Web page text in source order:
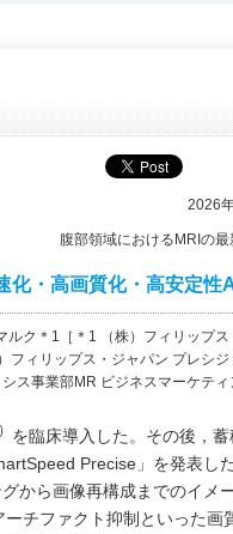
2026
腹部領域におけるMRIの
・高画質化・高安定性
＊1［＊1 （株）フィリップス
ィリップス・ジャパン プレシジ
ス事業部MR ビジネスマーケティ
を臨床導入した。その後，蓄
Precise」を発表した
から画像再構成までのイメ
チファクト抑制といった画